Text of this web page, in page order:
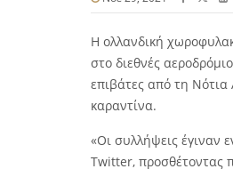
Η ολλανδική
στο διεθνές
επιβάτες από τη Νότια
καραντίνα.
«Οι συλλήψεις έγιναν
Twitter, προσθέτοντας